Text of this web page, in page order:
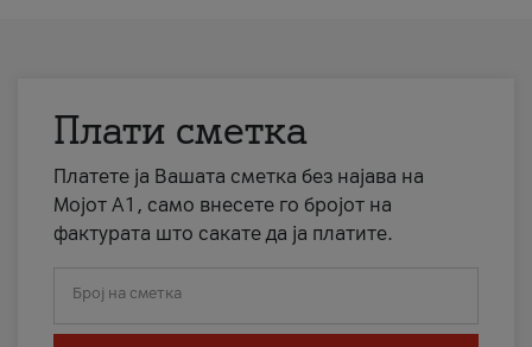
Плати сметка
Платете ја Вашата сметка без најава на
Мојот А1, само внесете го бројот на
фактурата што сакате да ја платите.
Број на сметка